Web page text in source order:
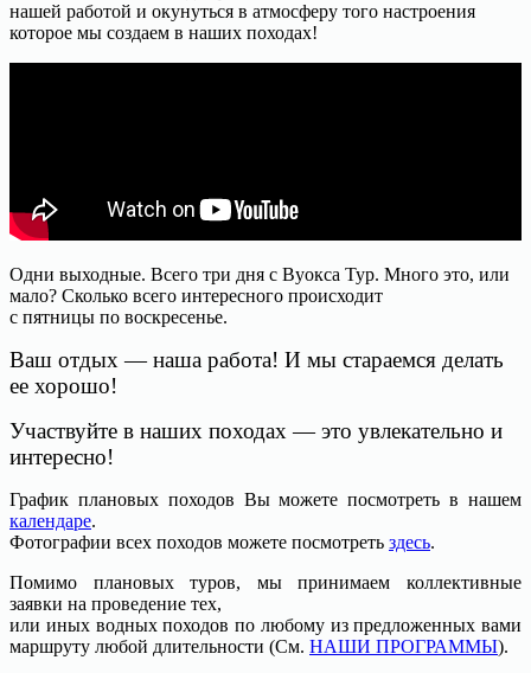
нашей работой и окунуться в атмосферу того настроения
которое мы создаем в наших походах!
Одни выходные. Всего три дня с Вуокса Тур. Много это, или
мало? Сколько всего интересного происходит
с пятницы по воскресенье.
Ваш отдых — наша работа! И мы стараемся делать
ее хорошо!
Участвуйте в наших походах — это увлекательно и
интересно!
График плановых походов Вы можете посмотреть в нашем
календаре.
Фотографии всех походов можете посмотреть здесь.
Помимо плановых туров, мы принимаем коллективные
заявки на проведение тех,
или иных водных походов по любому из предложенных вами
маршруту любой длительности (См. НАШИ ПРОГРАММЫ).